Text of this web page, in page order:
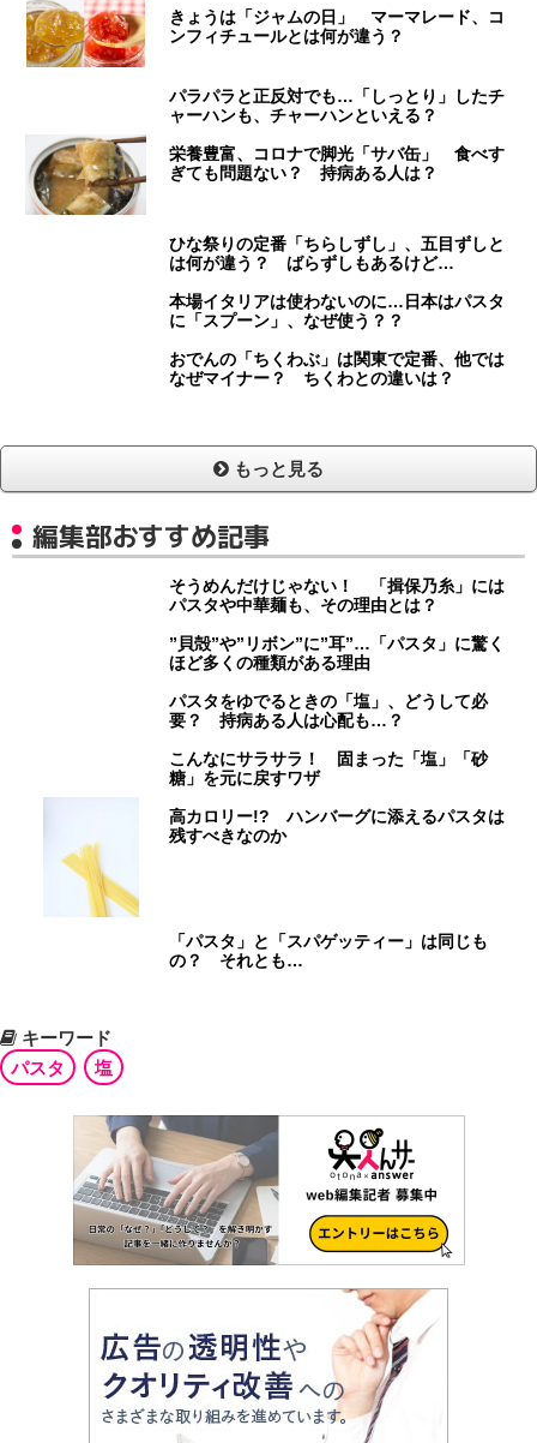
きょうは「ジャムの日」 マーマレード、コ
ンフィチュールとは何が違う？
パラパラと正反対でも…「しっとり」したチ
ャーハンも、チャーハンといえる？
栄養豊富、コロナで脚光「サバ缶」 食べす
ぎても問題ない？ 持病ある人は？
ひな祭りの定番「ちらしずし」、五目ずしと
は何が違う？ ばらずしもあるけど…
本場イタリアは使わないのに…日本はパスタ
に「スプーン」、なぜ使う？？
おでんの「ちくわぶ」は関東で定番、他では
なぜマイナー？ ちくわとの違いは？
もっと見る
編集部おすすめ記事
そうめんだけじゃない！ 「揖保乃糸」には
パスタや中華麺も、その理由とは？
”貝殻”や”リボン”に”耳”…「パスタ」に驚く
ほど多くの種類がある理由
パスタをゆでるときの「塩」、どうして必
要？ 持病ある人は心配も…？
こんなにサラサラ！ 固まった「塩」「砂
糖」を元に戻すワザ
高カロリー!? ハンバーグに添えるパスタは
残すべきなのか
「パスタ」と「スパゲッティー」は同じも
の？ それとも…
キーワード
パスタ
塩